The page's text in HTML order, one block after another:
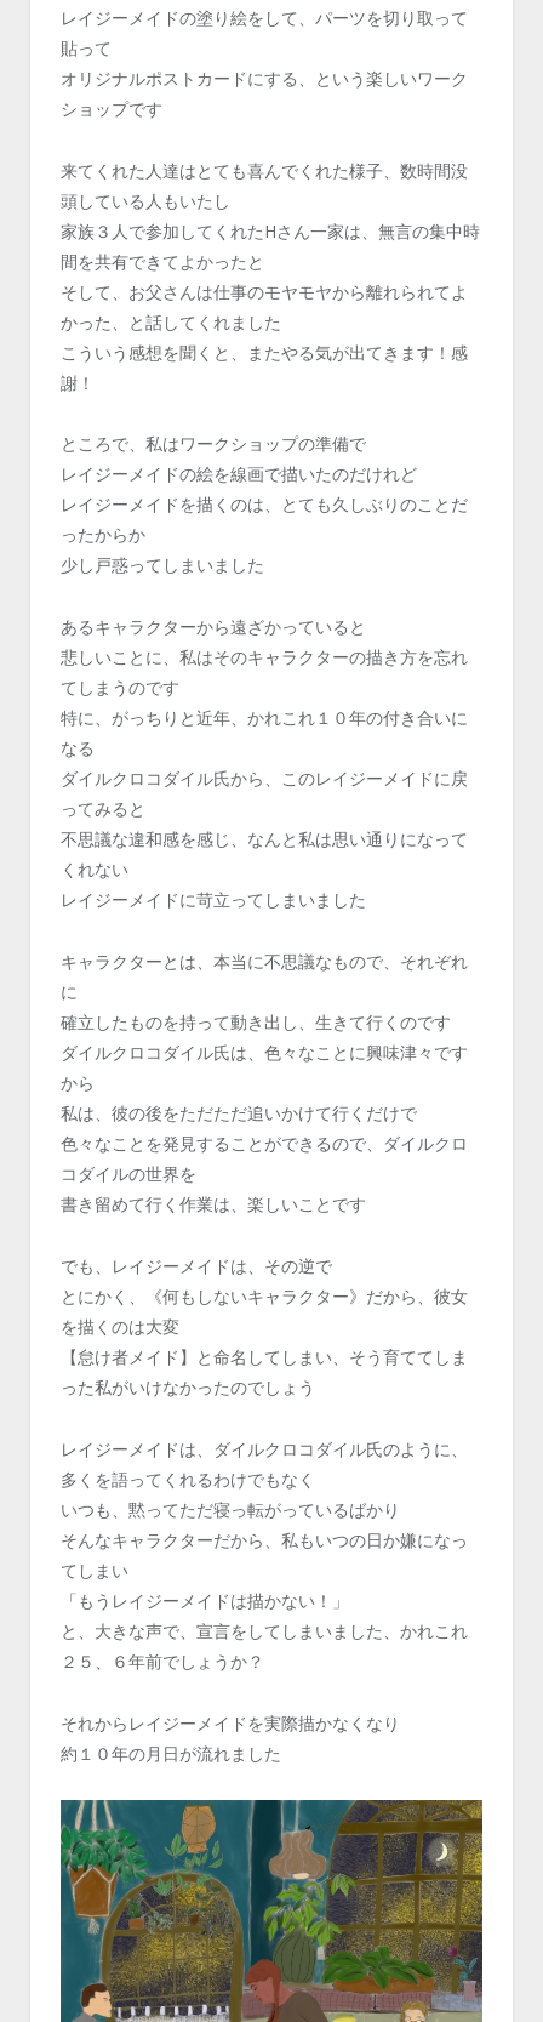
レイジーメイドの塗り絵をして、パーツを切り取って
貼って
オリジナルポストカードにする、という楽しいワーク
ショップです
来てくれた人達はとても喜んでくれた様子、数時間没
頭している人もいたし
家族３人で参加してくれたHさん一家は、無言の集中時
間を共有できてよかったと
そして、お父さんは仕事のモヤモヤから離れられてよ
かった、と話してくれました
こういう感想を聞くと、またやる気が出てきます！感
謝！
ところで、私はワークショップの準備で
レイジーメイドの絵を線画で描いたのだけれど
レイジーメイドを描くのは、とても久しぶりのことだ
ったからか
少し戸惑ってしまいました
あるキャラクターから遠ざかっていると
悲しいことに、私はそのキャラクターの描き方を忘れ
てしまうのです
特に、がっちりと近年、かれこれ１０年の付き合いに
なる
ダイルクロコダイル氏から、このレイジーメイドに戻
ってみると
不思議な違和感を感じ、なんと私は思い通りになって
くれない
レイジーメイドに苛立ってしまいました
キャラクターとは、本当に不思議なもので、それぞれ
に
確立したものを持って動き出し、生きて行くのです
ダイルクロコダイル氏は、色々なことに興味津々です
から
私は、彼の後をただただ追いかけて行くだけで
色々なことを発見することができるので、ダイルクロ
コダイルの世界を
書き留めて行く作業は、楽しいことです
でも、レイジーメイドは、その逆で
とにかく、《何もしないキャラクター》だから、彼女
を描くのは大変
【怠け者メイド】と命名してしまい、そう育ててしま
った私がいけなかったのでしょう
レイジーメイドは、ダイルクロコダイル氏のように、
多くを語ってくれるわけでもなく
いつも、黙ってただ寝っ転がっているばかり
そんなキャラクターだから、私もいつの日か嫌になっ
てしまい
「もうレイジーメイドは描かない！」
と、大きな声で、宣言をしてしまいました、かれこれ
２５、６年前でしょうか？
それからレイジーメイドを実際描かなくなり
約１０年の月日が流れました